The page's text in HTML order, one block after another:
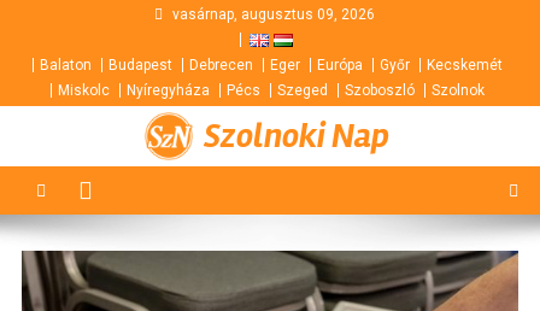
content
vasárnap, augusztus 09, 2026
Balaton Budapest Debrecen Eger Európa Győr
Kecskemét
Miskolc
Nyíregyháza Pécs Szeged Szoboszló Szolnok
Szolnoki Nap